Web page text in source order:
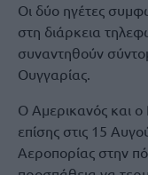
Οι δύο ηγέτες
στη διάρκεια
συναντηθούν
Ουγγαρίας.
Ο Αμερικανός και
επίσης στις 15
Αεροπορίας στην